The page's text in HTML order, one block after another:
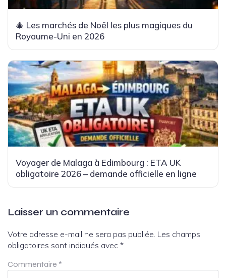
🎄 Les marchés de Noël les plus magiques du
Royaume-Uni en 2026
Voyager de Malaga à Edimbourg : ETA UK
obligatoire 2026 – demande officielle en ligne
Laisser un commentaire
Votre adresse e-mail ne sera pas publiée. Les champs
obligatoires sont indiqués avec *
Commentaire *